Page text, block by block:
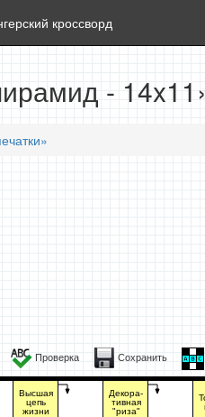
кроссворд
-
Проверка Сохранить
Высшая
цепь
жизни
Декора-
тивная
"риза"